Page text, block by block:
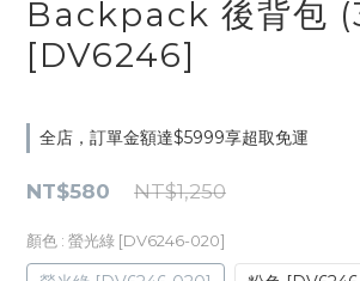
Backpack 後背包
[DV6246]
全店，訂單金額達$5999享超取免運
NT$1,250
NT$580
顏色 : 螢光綠 [DV6246-020]